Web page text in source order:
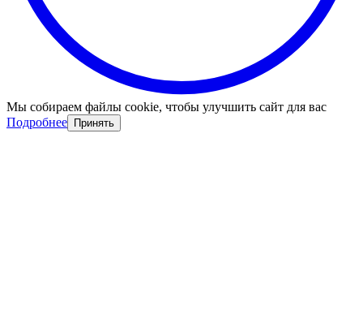
Мы собираем файлы cookie, чтобы улучшить сайт для вас
Подробнее
Принять